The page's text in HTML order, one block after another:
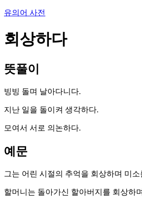
유의어 사전
회상하다
뜻풀이
빙빙 돌며 날아다니다.
지난 일을 돌이켜 생각하다.
모여서 서로 의논하다.
예문
그는 어린 시절의 추억을 회상하며 미소
할머니는 돌아가신 할아버지를 회상하